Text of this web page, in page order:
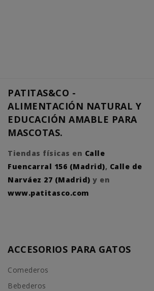
PATITAS&CO -
ALIMENTACIÓN NATURAL Y
EDUCACIÓN AMABLE PARA
MASCOTAS.
Tiendas físicas en Calle
Fuencarral 156 (Madrid), Calle de
Narváez 27 (Madrid) y en
www.patitasco.com
ACCESORIOS PARA GATOS
Comederos
Bebederos